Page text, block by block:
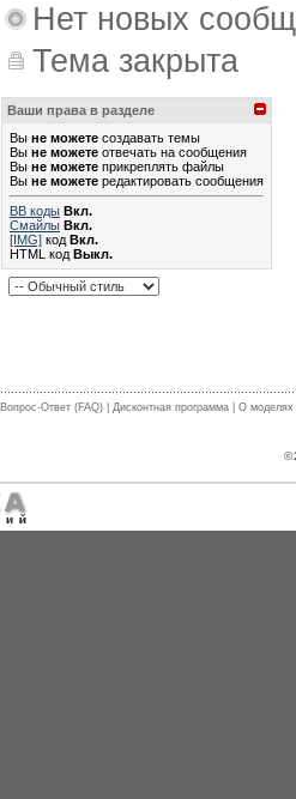
Нет новых
Тема закрыта
Ваши права в разделе
Вы не можете создавать темы
Вы не можете отвечать на сообщения
Вы не можете прикреплять файлы
Вы не можете редактировать сообщения
BB коды Вкл.
Смайлы Вкл.
[IMG] код Вкл.
HTML код Выкл.
Вопрос-Ответ (FAQ) Дисконтная программа О моделях
©